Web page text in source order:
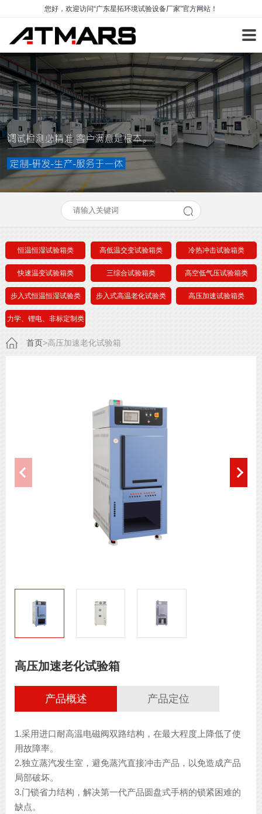
您好，欢迎访问“广东星拓环境试验设备厂家”官方网站！
恒温恒湿试验箱类 高低温交变试验箱类 冷热冲击试验箱类
快速温变试验箱类 三综合试验箱类 高空低气压试验箱类
步入式恒温恒湿试验类 步入式高温老化试验类 高压加速试验箱类
力学、锂电、非标定制类
首页>高压加速老化试验箱
高压加速老化试验箱
产品概述 产品定位
1.采用进口耐高温电磁阀双路结构，在最大程度上降低了使
用故障率。
2.独立蒸汽发生室，避免蒸汽直接冲击产品，以免造成产品
局部破坏。
3.门锁省力结构，解决第一代产品圆盘式手柄的锁紧困难的
缺点。